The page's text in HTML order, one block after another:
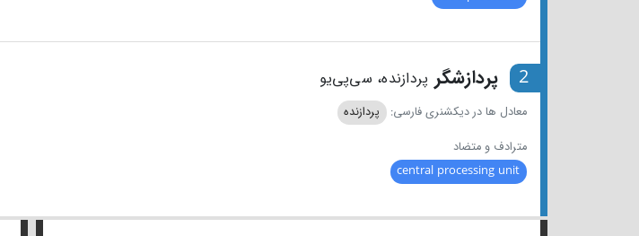
2 پردازشگر پردازنده، سی‌پی‌یو
معادل ها در دیکشنری فارسی:
پردازنده
مترادف و متضاد
central processing unit